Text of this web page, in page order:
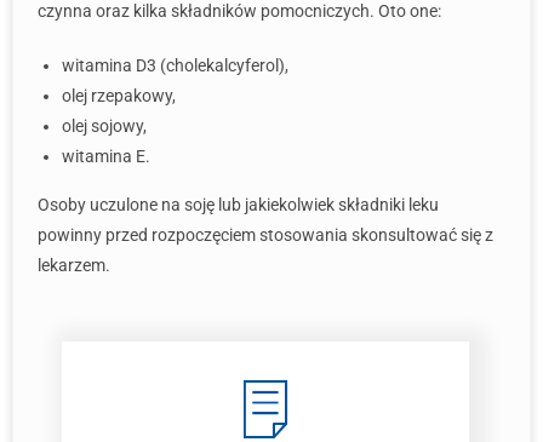
czynna oraz kilka składników pomocniczych. Oto one:
witamina D3 (cholekalcyferol),
olej rzepakowy,
olej sojowy,
witamina E.
Osoby uczulone na soję lub jakiekolwiek składniki leku
powinny przed rozpoczęciem stosowania skonsultować się z
lekarzem.